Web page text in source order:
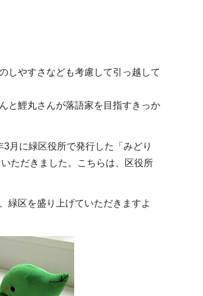
しやすさなども考慮して引っ越して
と鯉丸さんが落語家を目指すきっか
月に緑区役所で発行した「みどり
ただきました。こちらは、区役所
緑区を盛り上げていただきますよ